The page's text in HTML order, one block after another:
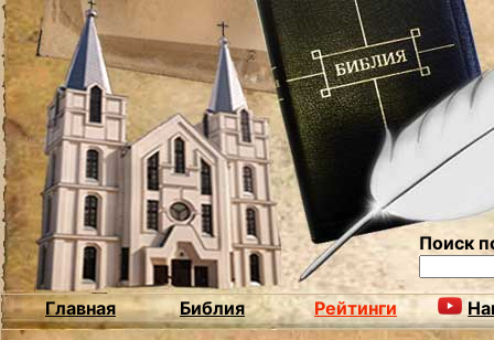
Поиск
Главная Библия Рейтинги